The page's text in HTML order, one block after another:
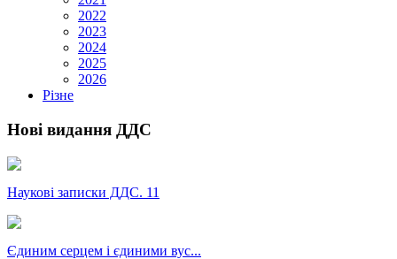
2022
2023
2024
2025
2026
Різне
Нові видання ДДС
Наукові записки ДДС. 11
Єдиним серцем і єдиними вус...